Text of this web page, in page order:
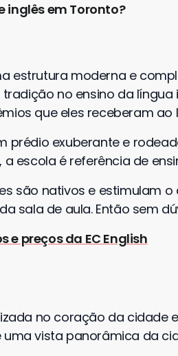
inglês em Toronto?
estrutura moderna e
no ensino da língua
que eles receberam ao
prédio exuberante e
escola é referência de
são nativos e estimulam
sala de aula. Então sem
e preços da EC English
no coração da cidade
uma vista panorâmica da